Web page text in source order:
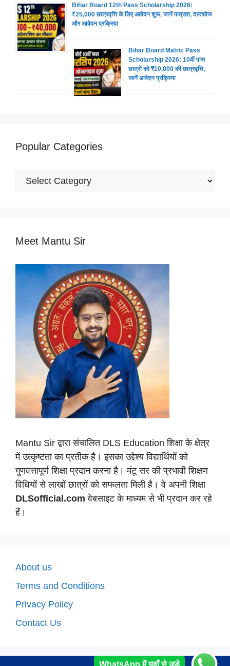
Bihar Board 12th Pass Scholarship 2026:
₹25,000 छात्रवृत्ति के लिए आवेदन शुरू, जानें पात्रता, दस्तावेज
और आवेदन प्रक्रिया
Bihar Board Matric Pass
Scholarship 2026: 10वीं पास
छात्रों को ₹10,000 की छात्रवृत्ति,
जानें आवेदन प्रक्रिया
Popular Categories
Popular
Meet Mantu Sir
Mantu Sir द्वारा संचालित DLS Education शिक्षा के क्षेत्र
में उत्कृष्टता का प्रतीक है। इसका उद्देश्य विद्यार्थियों को
गुणवत्तापूर्ण शिक्षा प्रदान करना है। मंटू सर की प्रभावी शिक्षण
विधियों से लाखों छात्रों को सफलता मिली है। वे अपनी शिक्षा
DLSofficial.com वेबसाइट के माध्यम से भी प्रदान कर रहे
हैं।
About us
Terms and Conditions
Privacy Policy
Contact Us
WhatsApp में यहाँ से जुड़े